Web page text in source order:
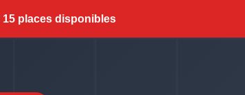
15 places disponibles